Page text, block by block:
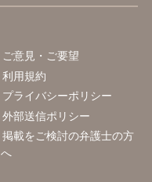
ご意見・ご要望
利用規約
プライバシーポリシー
外部送信ポリシー
掲載をご検討の弁護士の方
へ